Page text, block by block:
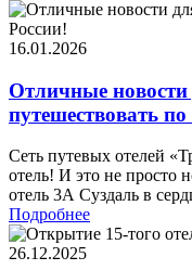
16.01.2026
Отличные новости
путешествовать
Сеть путевых отелей
отель! И это не просто
отель 3А Суздаль в
Подробнее
26.12.2025